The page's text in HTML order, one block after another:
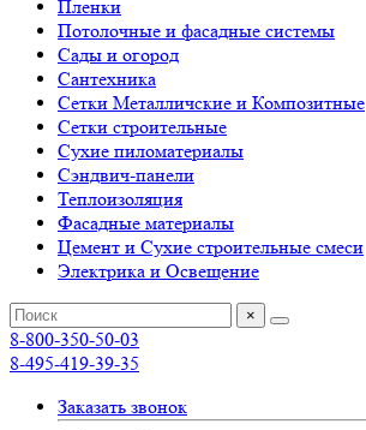
Пленки
Потолочные и фасадные системы
Сады и огород
Сантехника
Сетки Металличские и Композитные
Сетки строительные
Сухие пиломатериалы
Сэндвич-панели
Теплоизоляция
Фасадные материалы
Цемент и Сухие строительные смеси
Электрика и Освещение
×
8-800-350-50-03
8-495-419-39-35
Заказать звонок